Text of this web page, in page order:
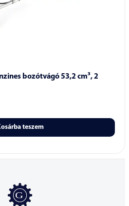
bozótvágó 53,2 cm³, 2
teszem